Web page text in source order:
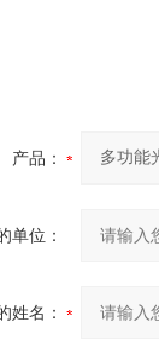
产品：
单位：
姓名：